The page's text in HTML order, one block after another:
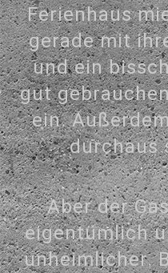
Ferienhaus
gerade mit
und ein
gut
ein.
durchaus
Aber der
eigentümlich
unheimlicher.